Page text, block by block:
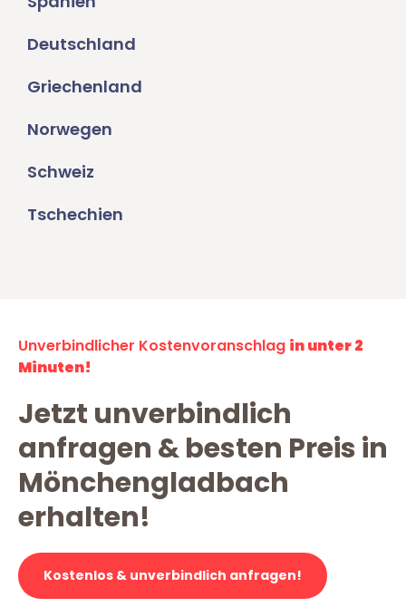
Deutschland
Griechenland
Norwegen
Schweiz
Tschechien
Unverbindlicher Kostenvoranschlag in unter 2
Minuten!
Jetzt unverbindlich
anfragen & besten Preis in
Mönchengladbach
erhalten!
Kostenlos & unverbindlich anfragen!